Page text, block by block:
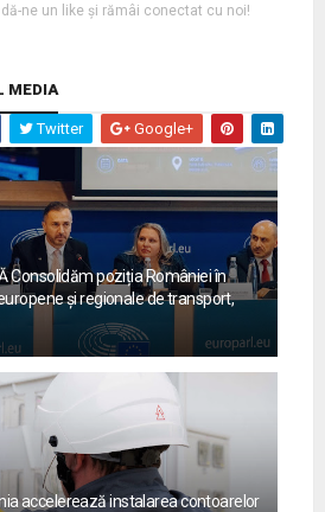
ne un like și rămâi conectat cu noi!
MEDIA
Twitter Google+
Consolidăm poziția României în
și regionale de transport,
accelerează instalarea contoarelor